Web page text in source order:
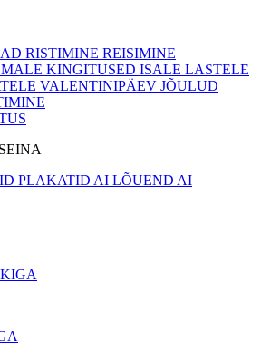
RISTIMINE REISIMINE
KINGITUSED ISALE LASTELE
VALENTINIPÄEV JÕULUD
PLAKATID AI LÕUEND AI